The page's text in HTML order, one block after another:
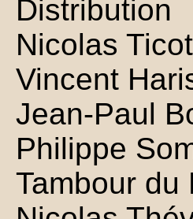
Distribution
Nicolas
Vincent
Jean-Paul
Philippe
Tambour du